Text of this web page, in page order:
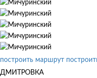
построить маршрут
ДМИТРОВКА